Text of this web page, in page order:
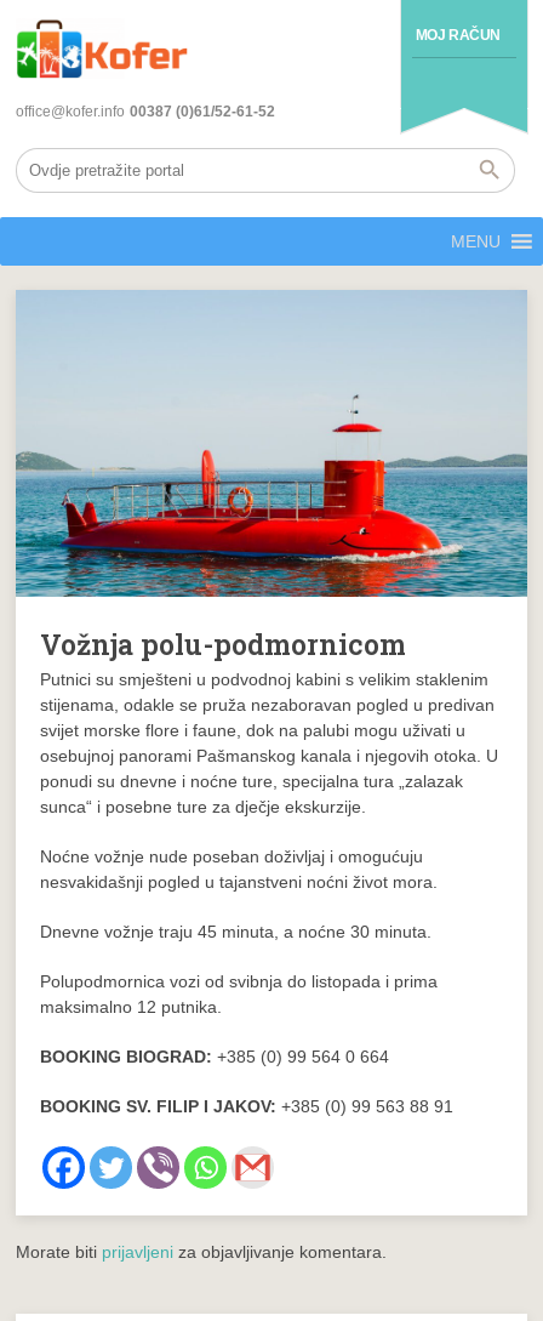
MOJ RAČUN
office@kofer.info 00387 (0)61/52-61-52
MENU
Vožnja polu-podmornicom
Putnici su smješteni u podvodnoj kabini s velikim staklenim
stijenama, odakle se pruža nezaboravan pogled u predivan
svijet morske flore i faune, dok na palubi mogu uživati u
osebujnoj panorami Pašmanskog kanala i njegovih otoka. U
ponudi su dnevne i noćne ture, specijalna tura „zalazak
sunca“ i posebne ture za dječje ekskurzije.
Noćne vožnje nude poseban doživljaj i omogućuju
nesvakidašnji pogled u tajanstveni noćni život mora.
Dnevne vožnje traju 45 minuta, a noćne 30 minuta.
Polupodmornica vozi od svibnja do listopada i prima
maksimalno 12 putnika.
BOOKING BIOGRAD: +385 (0) 99 564 0 664
BOOKING SV. FILIP I JAKOV: +385 (0) 99 563 88 91
Morate biti prijavljeni za objavljivanje komentara.